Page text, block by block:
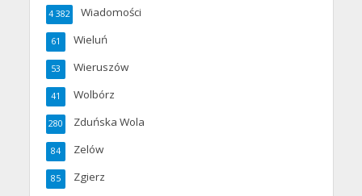
Wiadomości
4 382
Wieluń
61
Wieruszów
53
Wolbórz
41
Zduńska Wola
280
Zelów
84
Zgierz
85